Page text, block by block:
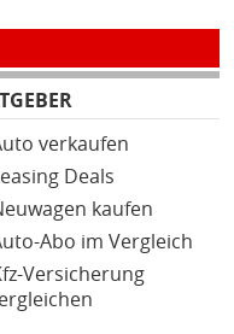
verkaufen
Deals
kaufen
Abo im Vergleich
Versicherung